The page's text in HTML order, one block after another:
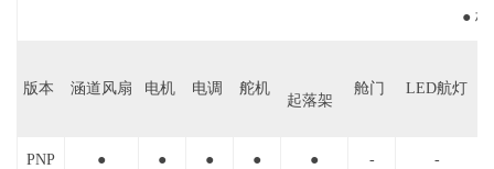
●
版本 涵道风扇 电机 电调 舵机
起落架
舱门 LED航灯
PNP ● ● ● ● ● - -